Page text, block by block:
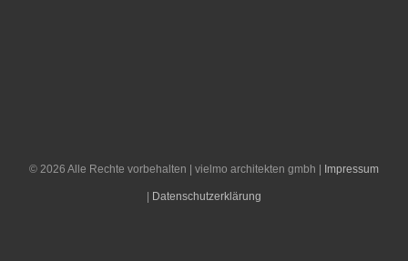
© 2026 Alle Rechte vorbehalten | vielmo architekten gmbh | Impressum
Datenschutzerklärung